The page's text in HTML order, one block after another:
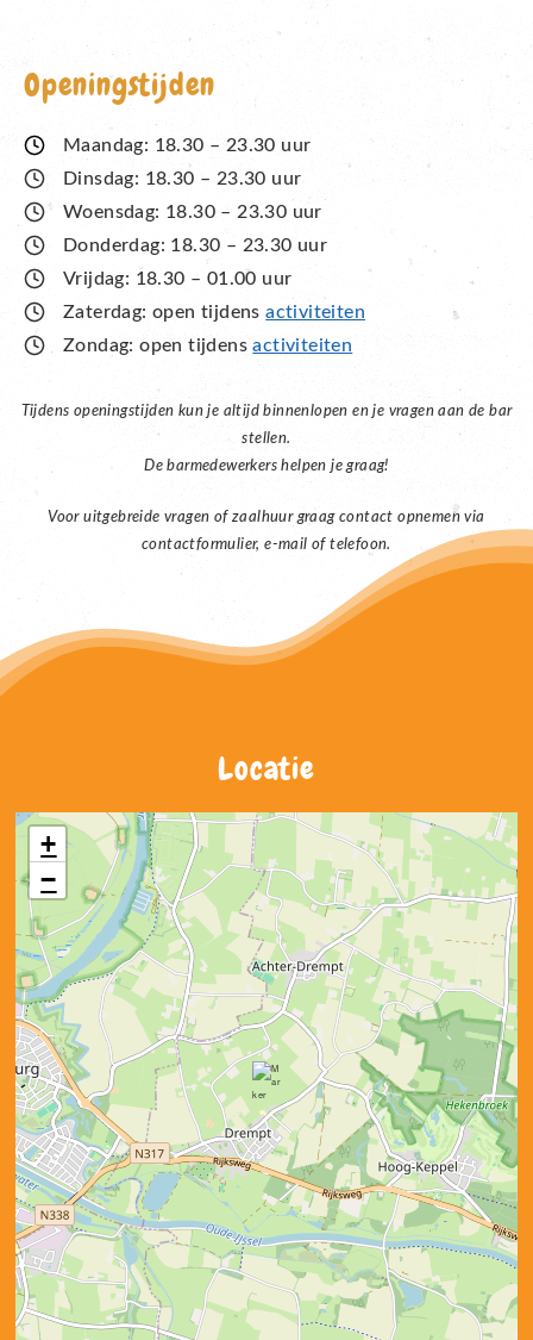
Openingstijden
Maandag: 18.30 – 23.30 uur
Dinsdag: 18.30 – 23.30 uur
Woensdag: 18.30 – 23.30 uur
Donderdag: 18.30 – 23.30 uur
Vrijdag: 18.30 – 01.00 uur
Zaterdag: open tijdensactiviteiten
Zondag: open tijdensactiviteiten
Tijdens openingstijden kun je altijd binnenlopen en je vragen aan de bar
stellen.
De barmedewerkers helpen je graag!
Voor uitgebreide vragen of zaalhuur graag contact opnemen via
contactformulier, e-mail of telefoon.
Locatie
+
−